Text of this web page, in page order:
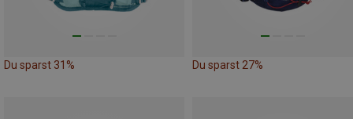
Du sparst 31% Du sparst 27%